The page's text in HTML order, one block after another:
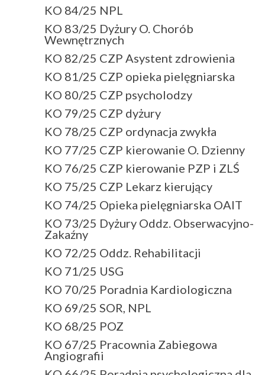
KO 84/25 NPL
KO 83/25 Dyżury O. Chorób
Wewnętrznych
KO 82/25 CZP Asystent zdrowienia
KO 81/25 CZP opieka pielęgniarska
KO 80/25 CZP psycholodzy
KO 79/25 CZP dyżury
KO 78/25 CZP ordynacja zwykła
KO 77/25 CZP kierowanie O. Dzienny
KO 76/25 CZP kierowanie PZP i ZLŚ
KO 75/25 CZP Lekarz kierujący
KO 74/25 Opieka pielęgniarska OAIT
KO 73/25 Dyżury Oddz. Obserwacyjno-
Zakaźny
KO 72/25 Oddz. Rehabilitacji
KO 71/25 USG
KO 70/25 Poradnia Kardiologiczna
KO 69/25 SOR, NPL
KO 68/25 POZ
KO 67/25 Pracownia Zabiegowa
Angiografii